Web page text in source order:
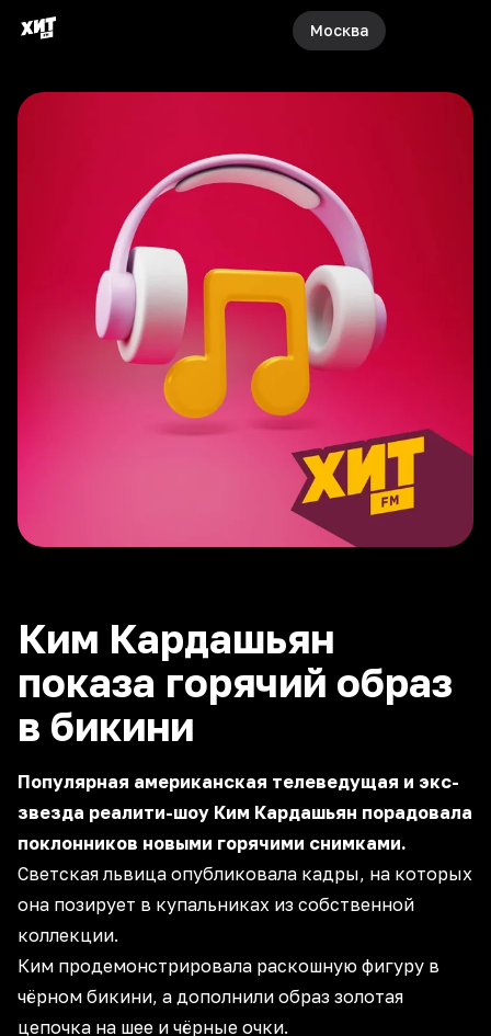
Москва
Ким Кардашьян
показа горячий образ
в бикини
Популярная американская телеведущая и экс-
звезда реалити-шоу Ким Кардашьян порадовала
поклонников новыми горячими снимками.
Светская львица опубликовала кадры, на которых
она позирует в купальниках из собственной
коллекции.
Ким продемонстрировала раскошную фигуру в
чёрном бикини, а дополнили образ золотая
цепочка на шее и чёрные очки.